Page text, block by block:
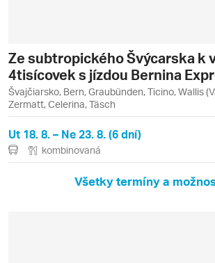
Ze subtropického Švýcarska k
4tisícovek s jízdou Bernina
Švajčiarsko, Bern, Graubünden, Ticino, Wallis
Zermatt, Celerina, Täsch
Ut 18. 8. – Ne 23. 8. (6 dní)
kombinovaná
Všetky termíny a